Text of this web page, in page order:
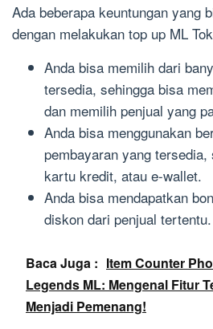
Ada beberapa keuntungan yang
dengan melakukan top up ML
Anda bisa memilih dari
tersedia, sehingga bisa
dan memilih penjual yang
Anda bisa menggunakan
pembayaran yang
kartu kredit, atau e-wallet.
Anda bisa mendapatkan
diskon dari penjual tertentu.
Baca Juga : Item Counter
Legends ML: Mengenal Fitur
Menjadi Pemenang!